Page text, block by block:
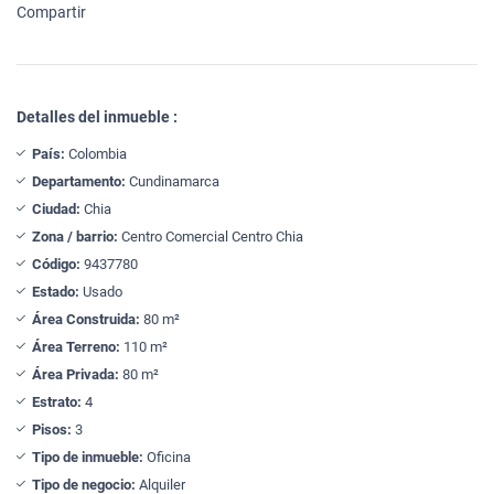
Compartir
Detalles del inmueble :
País: Colombia
Departamento: Cundinamarca
Ciudad: Chia
Zona / barrio: Centro Comercial Centro Chia
Código: 9437780
Estado: Usado
Área Construida: 80 m²
Área Terreno: 110 m²
Área Privada: 80 m²
Estrato: 4
Pisos: 3
Tipo de inmueble: Oficina
Tipo de negocio: Alquiler